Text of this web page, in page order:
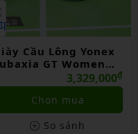
Giày Cầu Lông Yonex
Subaxia GT Wide Dark
Green Chính Hãng
3,329,000
Chọn mua
So sánh